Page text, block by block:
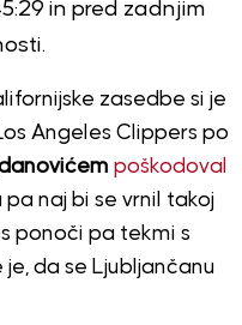
in pred zadnjim
zasedbe si je
Angeles Clippers po
poškodoval
naj bi se vrnil takoj
ponoči pa tekmi s
je, da se Ljubljančanu